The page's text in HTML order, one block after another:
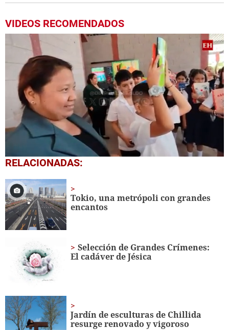
VIDEOS RECOMENDADOS
0
of
minute,
56
seconds
RELACIONADAS:
Tokio, una metrópoli con grandes
encantos
Selección de Grandes Crímenes:
El cadáver de Jésica
Jardín de esculturas de Chillida
resurge renovado y vigoroso